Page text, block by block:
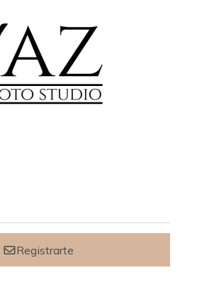
Registrarte